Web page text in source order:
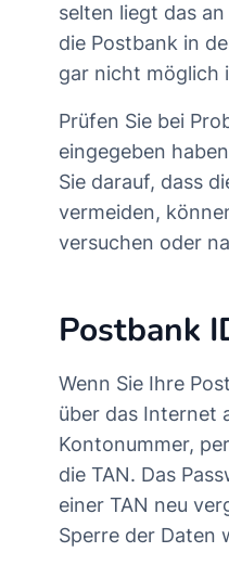
selten liegt das
die Postbank in
gar nicht möglich
Prüfen Sie bei
eingegeben
Sie darauf, dass
vermeiden,
versuchen oder
Postbank
Wenn Sie Ihre
über das Internet
Kontonummer,
die TAN. Das
einer TAN neu
Sperre der Daten